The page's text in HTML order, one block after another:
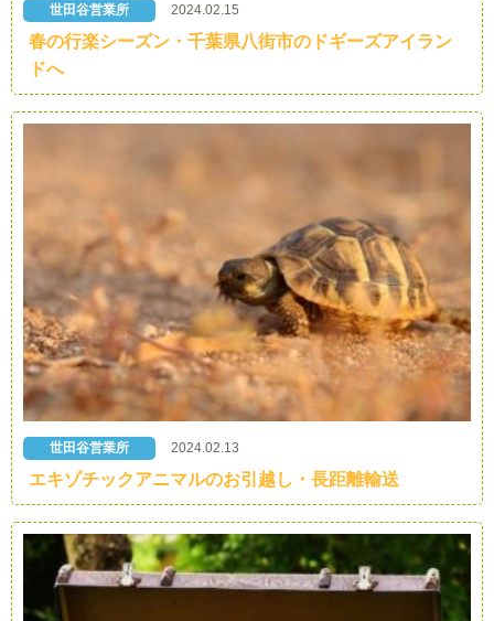
世田谷営業所 2024.02.15
春の行楽シーズン・千葉県八街市のドギーズアイラン
ドへ
世田谷営業所 2024.02.13
エキゾチックアニマルのお引越し・長距離輸送